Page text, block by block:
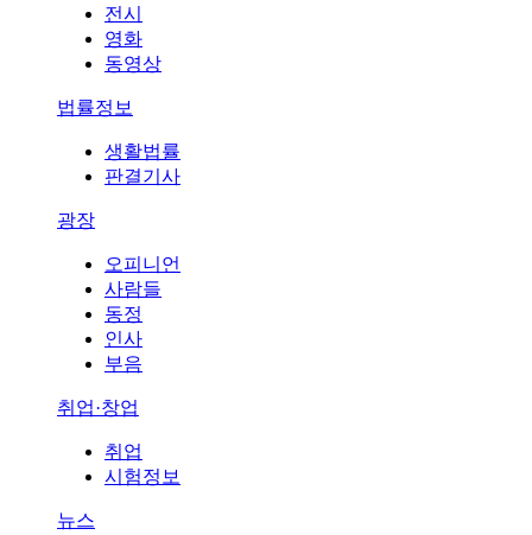
전시
영화
동영상
법률정보
생활법률
판결기사
광장
오피니언
사람들
동정
인사
부음
취업·창업
취업
시험정보
뉴스